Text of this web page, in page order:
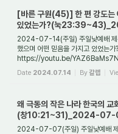
[바른 구원(45)] 한 편 강도는
있었는가?(눅
2024-07-14(주일) 주일낮예배 제
했으며 어떤 믿음을 가지고 있었는
https://youtu.be/YAZ6BaMs7N4
그것을 아는 것은 실로 우...
Date 2024.07.14 By갈렙
왜 극동의 작은 나라 한국의 교
(창10:21~31)_2024-07-
2024-07-07(주일) 주일낮예배 제